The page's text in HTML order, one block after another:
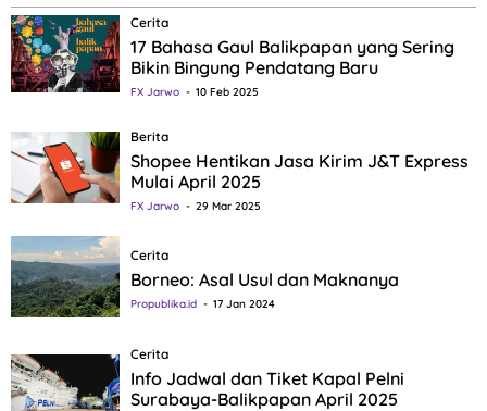
Cerita
17 Bahasa Gaul Balikpapan yang Sering
Bikin Bingung Pendatang Baru
FX Jarwo 10 Feb 2025
Berita
Shopee Hentikan Jasa Kirim J&T Express
Mulai April 2025
FX Jarwo 29 Mar 2025
Cerita
Borneo: Asal Usul dan Maknanya
Propublika.id 17 Jan 2024
Cerita
Info Jadwal dan Tiket Kapal Pelni
Surabaya-Balikpapan April 2025